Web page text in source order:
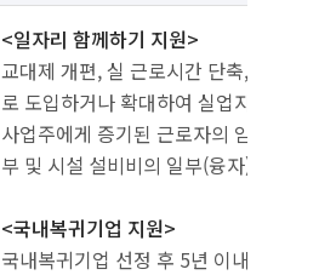
<일자리 함께하기 지원>
교대제 개편, 실 근로시간 단축, 주 근
로 도입하거나 확대하여 실업자를 고
사업주에게 증기된 근로자의 임금 일
부 및 시설 설비비의 일부(융자)를 지원
<국내복귀기업 지원>
국내복귀기업 선정 후 5년 이내인 기